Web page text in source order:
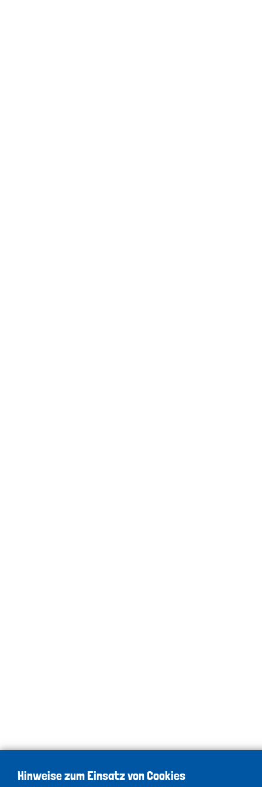
Hinweise zum Einsatz von Cookies